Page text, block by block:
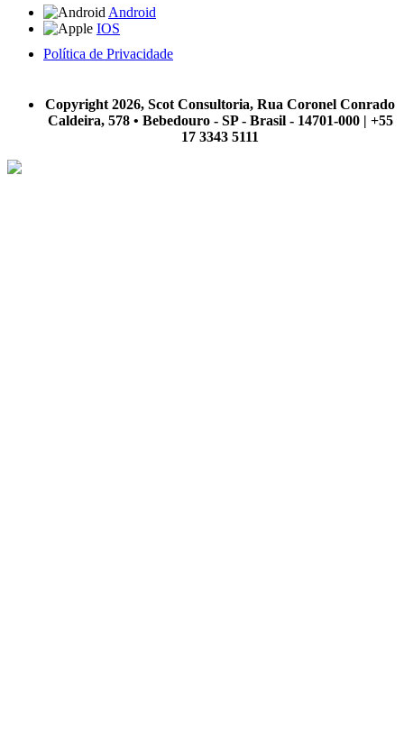
Android
IOS
Política de Privacidade
Copyright 2026, Scot Consultoria, Rua Coronel Conrado
Caldeira, 578 • Bebedouro - SP - Brasil - 14701-000 | +55
17 3343 5111